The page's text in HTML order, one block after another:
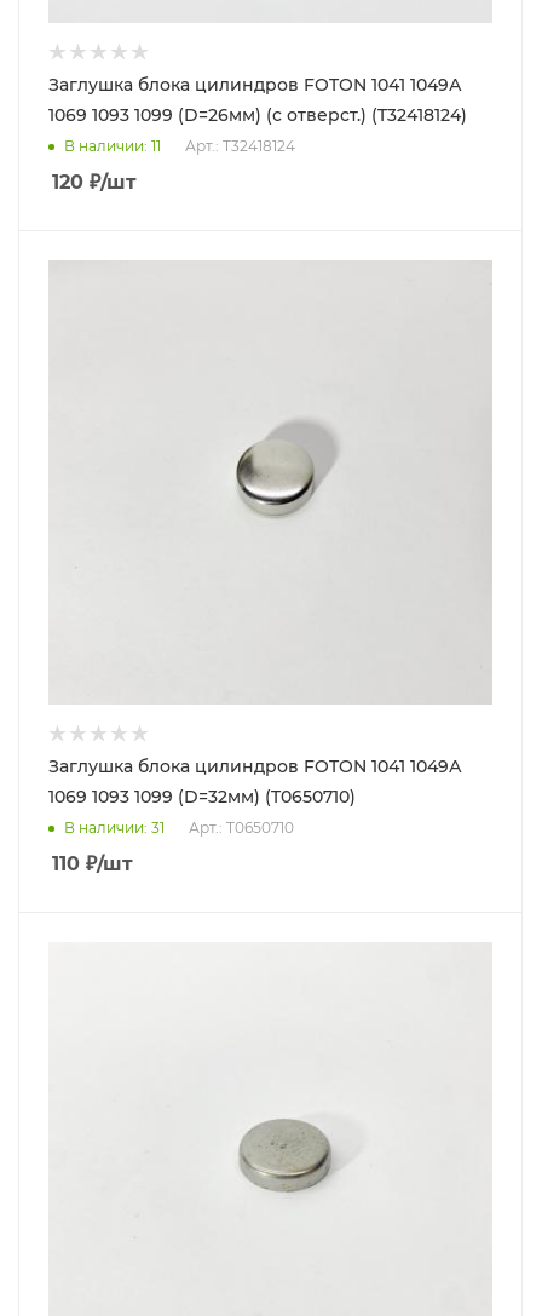
Заглушка блока цилиндров FOTON 1041 1049А
1069 1093 1099 (D=26мм) (с отверст.) (T32418124)
В наличии: 11 Арт.: T32418124
120 ₽/шт
Заглушка блока цилиндров FOTON 1041 1049А
1069 1093 1099 (D=32мм) (T0650710)
В наличии: 31 Арт.: T0650710
110 ₽/шт